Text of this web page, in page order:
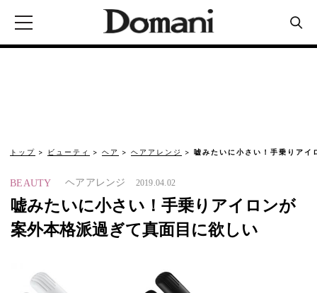
トップ ビューティ ヘア ヘアアレンジ 嘘みたいに小さい！手乗りア
BEAUTY ヘアアレンジ 2019.04.02
嘘みたいに小さい！手乗りアイロンが
案外本格派過ぎて真面目に欲しい